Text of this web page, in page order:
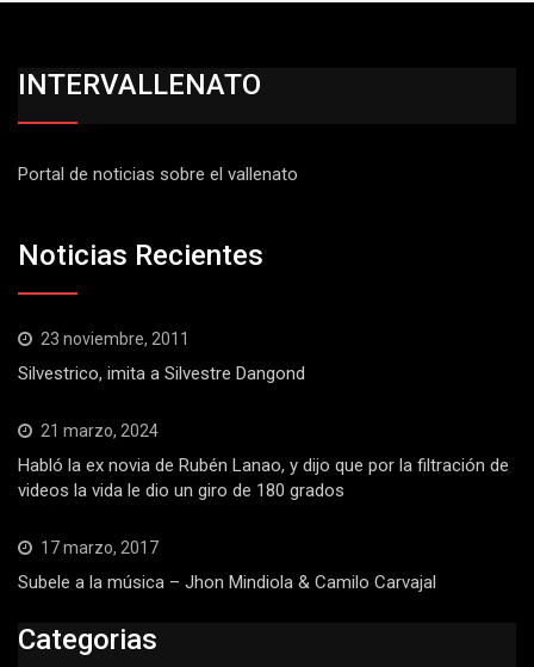
INTERVALLENATO
Portal de noticias sobre el vallenato
Noticias Recientes
23 noviembre, 2011
Silvestrico, imita a Silvestre Dangond
21 marzo, 2024
Habló la ex novia de Rubén Lanao, y dijo que por la filtración de
videos la vida le dio un giro de 180 grados
17 marzo, 2017
Subele a la música – Jhon Mindiola & Camilo Carvajal
Categorias